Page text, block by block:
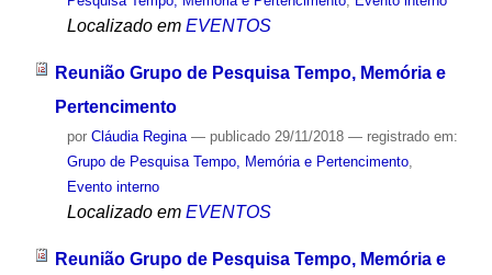
Localizado em EVENTOS
Reunião Grupo de Pesquisa Tempo, Memória e
Pertencimento
por Cláudia Regina — publicado29/11/2018 — registrado em:
Grupo de Pesquisa Tempo, Memória e Pertencimento,
Evento interno
Localizado em EVENTOS
Reunião Grupo de Pesquisa Tempo, Memória e